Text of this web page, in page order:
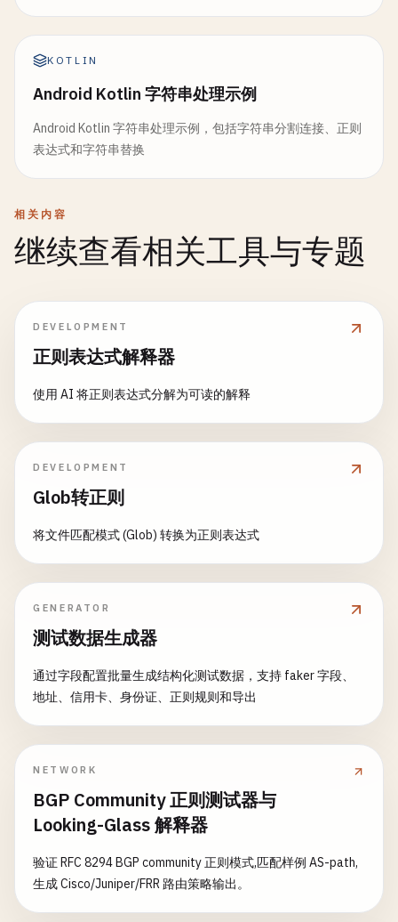
KOTLIN
Android Kotlin 字符串处理示例
Android Kotlin 字符串处理示例，包括字符串分割连接、正则
表达式和字符串替换
相关内容
继续查看相关工具与专题
DEVELOPMENT
正则表达式解释器
使用 AI 将正则表达式分解为可读的解释
DEVELOPMENT
Glob转正则
将文件匹配模式 (Glob) 转换为正则表达式
GENERATOR
测试数据生成器
通过字段配置批量生成结构化测试数据，支持 faker 字段、
地址、信用卡、身份证、正则规则和导出
NETWORK
BGP Community 正则测试器与
Looking-Glass 解释器
验证 RFC 8294 BGP community 正则模式,匹配样例 AS-path,
生成 Cisco/Juniper/FRR 路由策略输出。